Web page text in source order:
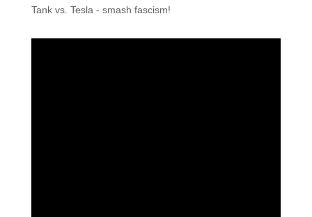
Tank vs. Tesla - smash fascism!